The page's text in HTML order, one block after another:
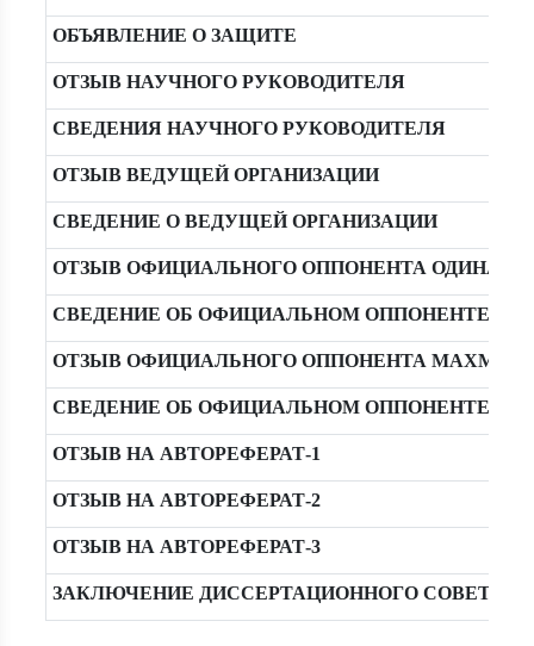
ОБЪЯВЛЕНИЕ О ЗАЩИТЕ
ОТЗЫВ НАУЧНОГО РУКОВОДИТЕЛЯ
СВЕДЕНИЯ НАУЧНОГО РУКОВОДИТЕЛЯ
ОТЗЫВ ВЕДУЩЕЙ ОРГАНИЗАЦИИ
СВЕДЕНИЕ О ВЕДУЩЕЙ ОРГАНИЗАЦИИ
ОТЗЫВ ОФИЦИАЛЬНОГО ОППОНЕНТА ОДИНАЕВ
СВЕДЕНИЕ ОБ ОФИЦИАЛЬНОМ ОППОНЕНТЕ
ОТЗЫВ ОФИЦИАЛЬНОГО ОППОНЕНТА
СВЕДЕНИЕ ОБ ОФИЦИАЛЬНОМ ОППОНЕНТЕ
ОТЗЫВ НА АВТОРЕФЕРАТ-1
ОТЗЫВ НА АВТОРЕФЕРАТ-2
ОТЗЫВ НА АВТОРЕФЕРАТ-3
ЗАКЛЮЧЕНИЕ ДИССЕРТАЦИОННОГО СОВЕТА